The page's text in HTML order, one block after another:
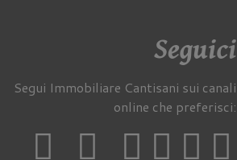
Seguici
Segui Immobiliare Cantisani sui canali
online che preferisci: